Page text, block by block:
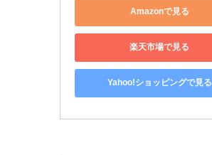
Amazonで見る
楽天市場で見る
Yahoo!ショッピングで見る